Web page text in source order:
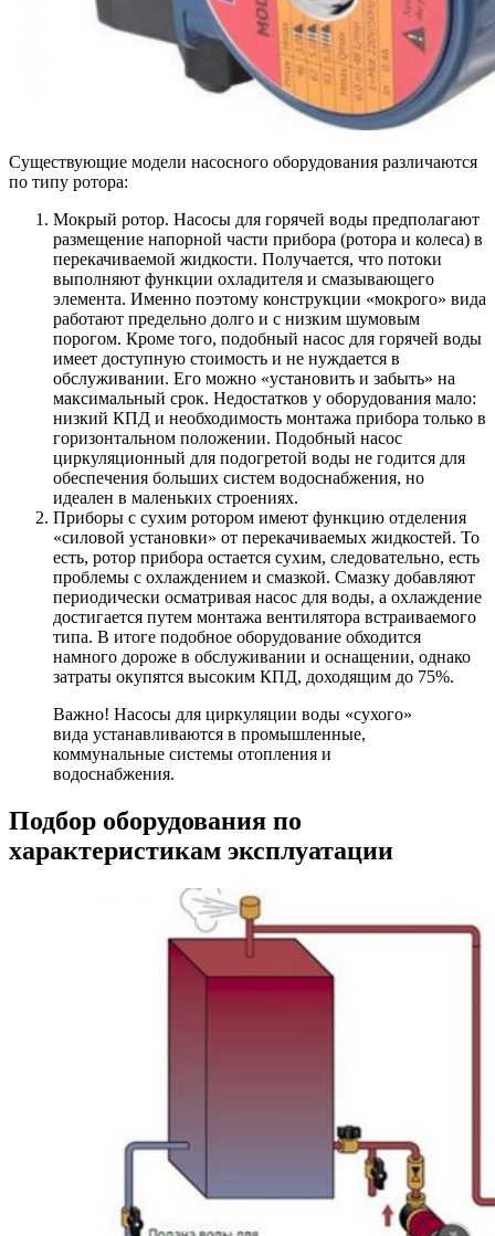
Существующие модели насосного оборудования различаются
по типу ротора:
Мокрый ротор. Насосы для горячей воды предполагают
размещение напорной части прибора (ротора и колеса) в
перекачиваемой жидкости. Получается, что потоки
выполняют функции охладителя и смазывающего
элемента. Именно поэтому конструкции «мокрого» вида
работают предельно долго и с низким шумовым
порогом. Кроме того, подобный насос для горячей воды
имеет доступную стоимость и не нуждается в
обслуживании. Его можно «установить и забыть» на
максимальный срок. Недостатков у оборудования мало:
низкий КПД и необходимость монтажа прибора только в
горизонтальном положении. Подобный насос
циркуляционный для подогретой воды не годится для
обеспечения больших систем водоснабжения, но
идеален в маленьких строениях.
Приборы с сухим ротором имеют функцию отделения
«силовой установки» от перекачиваемых жидкостей. То
есть, ротор прибора остается сухим, следовательно, есть
проблемы с охлаждением и смазкой. Смазку добавляют
периодически осматривая насос для воды, а охлаждение
достигается путем монтажа вентилятора встраиваемого
типа. В итоге подобное оборудование обходится
намного дороже в обслуживании и оснащении, однако
затраты окупятся высоким КПД, доходящим до 75%.
Важно! Насосы для циркуляции воды «сухого»
вида устанавливаются в промышленные,
коммунальные системы отопления и
водоснабжения.
Подбор оборудования по
характеристикам эксплуатации